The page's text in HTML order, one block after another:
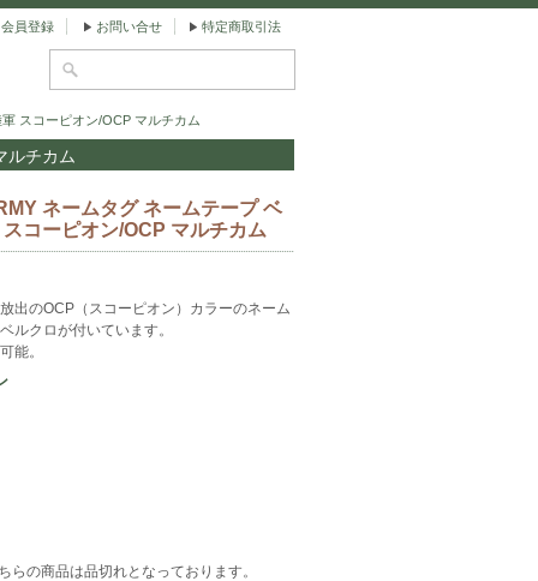
会員登録 お問い合せ 特定商取引法
スコーピオン/OCP マルチカム
ルチカム
ネームタグ ネームテープ ベ
コーピオン/OCP マルチカム
出のOCP（スコーピオン）カラーのネーム
ルクロが付いています。
能。
らの商品は品切れとなっております。